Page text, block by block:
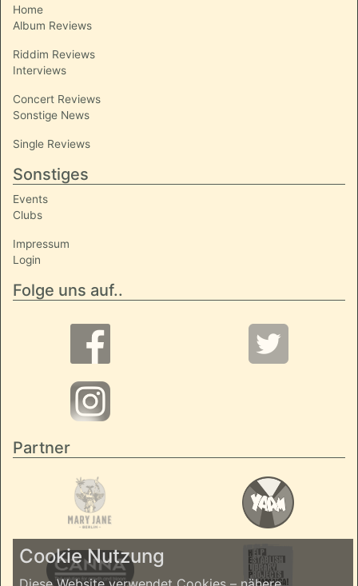
Home
Album Reviews
Riddim Reviews
Interviews
Concert Reviews
Sonstige News
Single Reviews
Sonstiges
Events
Clubs
Impressum
Login
Folge uns auf..
Partner
Cookie Nutzung